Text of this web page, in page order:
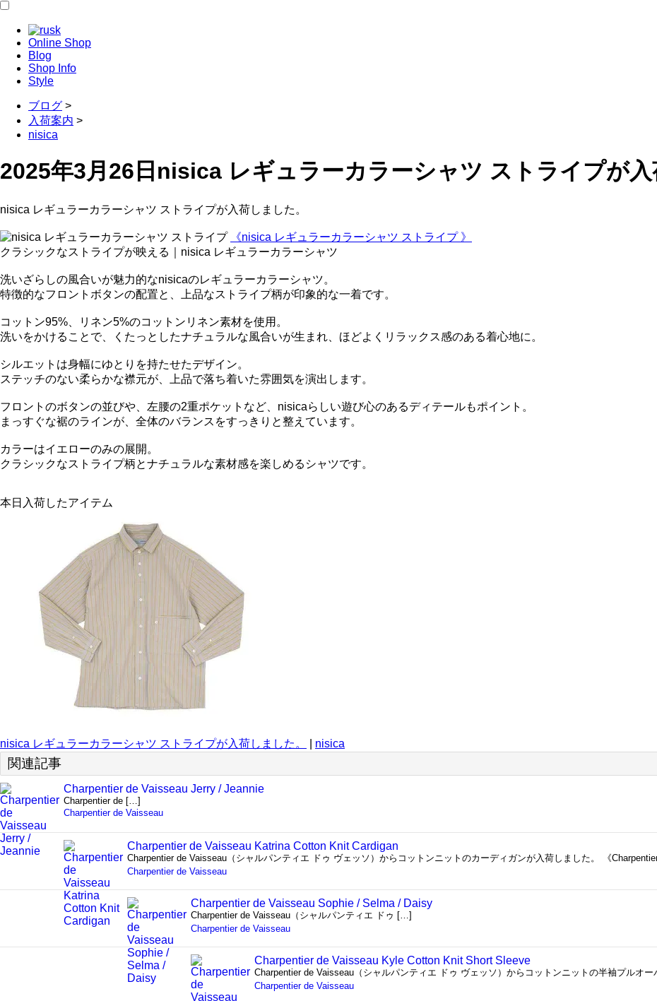
Online Shop
Blog
Shop Info
Style
ブログ >
入荷案内 >
nisica
2025年3月26日 nisica レギュラーカラーシャツ ストライプが入
nisica レギュラーカラーシャツ ストライプが入荷しました。
《nisica レギュラーカラーシャツ ストライプ 》
クラシックなストライプが映える｜nisica レギュラーカラーシャツ
洗いざらしの風合いが魅力的なnisicaのレギュラーカラーシャツ。
特徴的なフロントボタンの配置と、上品なストライプ柄が印象的な一着です。
コットン95%、リネン5%のコットンリネン素材を使用。
洗いをかけることで、くたっとしたナチュラルな風合いが生まれ、ほどよくリラックス感のある着心地に。
シルエットは身幅にゆとりを持たせたデザイン。
ステッチのない柔らかな襟元が、上品で落ち着いた雰囲気を演出します。
フロントのボタンの並びや、左腰の2重ポケットなど、nisicaらしい遊び心のあるディテールもポイント。
まっすぐな裾のラインが、全体のバランスをすっきりと整えています。
カラーはイエローのみの展開。
クラシックなストライプ柄とナチュラルな素材感を楽しめるシャツです。
本日入荷したアイテム
nisica レギュラーカラーシャツ ストライプが入荷しました。 nisica
関連記事
Charpentier de Vaisseau Jerry / Jeannie
Charpentier de […]
Charpentier de Vaisseau
Charpentier de Vaisseau Katrina Cotton Knit Cardigan
Charpentier de Vaisseau（シャルパンティエ ドゥ ヴェッソ）からコットンニットのカーディガンが入荷しました。 《
Charpentier de Vaisseau
Charpentier de Vaisseau Sophie / Selma / Daisy
Charpentier de Vaisseau（シャルパンティエ ドゥ […]
Charpentier de Vaisseau
Charpentier de Vaisseau Kyle Cotton Knit Short Sleeve
Charpentier de Vaisseau（シャルパンティエ ドゥ ヴェッソ）からコットンニットの半袖プルオ
Charpentier de Vaisseau